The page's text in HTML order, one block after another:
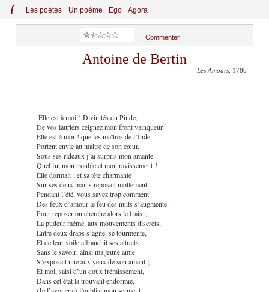
{ Les poètes Un poème Ego Agora
Commenter
Antoine de Bertin
Les Amours , 1780
Elle est à moi ! Divinités du Pinde,
De vos lauriers ceignez mon front vainqueur.
Elle est à moi ! que les maîtres de l’Inde
Portent envie au maître de son cœur.
Sous ses rideaux j’ai surpris mon amante.
Quel fut mon trouble et mon ravissement !
Elle dormait ; et sa tête charmante
Sur ses deux mains reposait mollement.
Pendant l’été, vous savez trop comment
Des feux d’amour le feu des nuits s’augmente.
Pour reposer on cherche alors le frais ;
La pudeur même, aux mouvements discrets,
Entre deux draps s’agite, se tourmente,
Et de leur voile affranchit ses attraits.
Sans le savoir, ainsi ma jeune amie
S’exposait nue aux yeux de son amant ;
Et moi, saisi d’un doux frémissement,
Dans cet état la trouvant endormie,